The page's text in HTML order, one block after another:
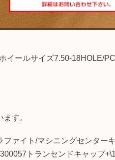
イールサイズ7.50-18HOLE/
す。
ァイト/マシニングセンター
トランセンドキャップ